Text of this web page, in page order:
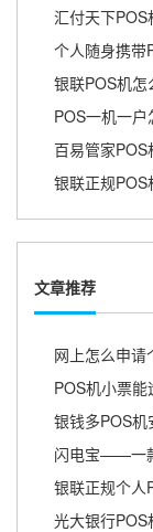
个人随身携带
银联POS机
百易管家
银联正规
文章推荐
网上怎么申请
POS机小票
银钱多POS
闪电宝——一
银联正规个人
光大银行